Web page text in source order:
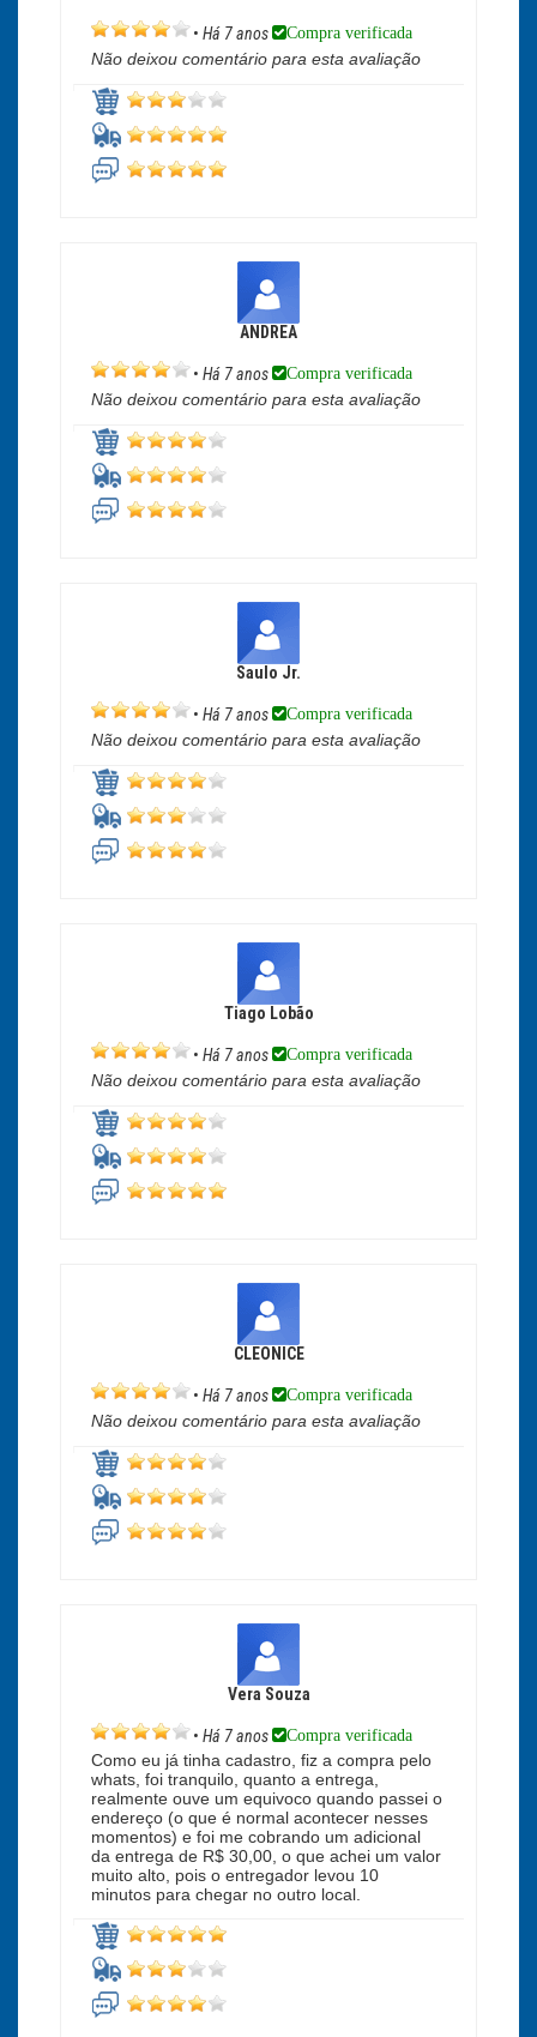
• Há 7 anos Compra verificada
Não deixou comentário para esta avaliação
ANDREA
• Há 7 anos Compra verificada
Não deixou comentário para esta avaliação
Saulo Jr.
• Há 7 anos Compra verificada
Não deixou comentário para esta avaliação
Tiago Lobão
• Há 7 anos Compra verificada
Não deixou comentário para esta avaliação
CLEONICE
• Há 7 anos Compra verificada
Não deixou comentário para esta avaliação
Vera Souza
• Há 7 anos Compra verificada
Como eu já tinha cadastro, fiz a compra pelo
whats, foi tranquilo, quanto a entrega,
realmente ouve um equivoco quando passei o
endereço (o que é normal acontecer nesses
momentos) e foi me cobrando um adicional
da entrega de R$ 30,00, o que achei um valor
muito alto, pois o entregador levou 10
minutos para chegar no outro local.